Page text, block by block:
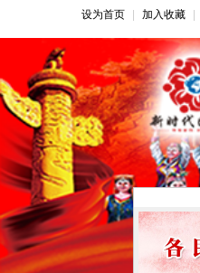
设为首页 加入收藏